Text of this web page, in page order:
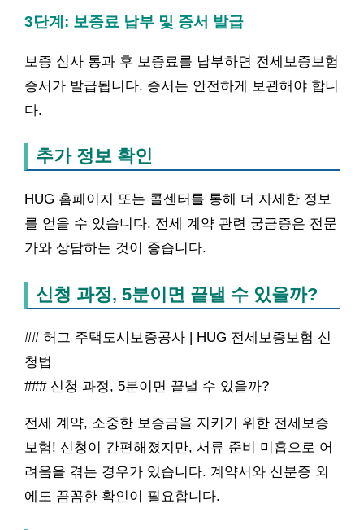
3단계: 보증료 납부 및 증서 발급
보증 심사 통과 후 보증료를 납부하면 전세보증보험
증서가 발급됩니다. 증서는 안전하게 보관해야 합니
다.
추가 정보 확인
HUG 홈페이지 또는 콜센터를 통해 더 자세한 정보
를 얻을 수 있습니다. 전세 계약 관련 궁금증은 전문
가와 상담하는 것이 좋습니다.
신청 과정, 5분이면 끝낼 수 있을까?
## 허그 주택도시보증공사 | HUG 전세보증보험 신
청법
### 신청 과정, 5분이면 끝낼 수 있을까?
전세 계약, 소중한 보증금을 지키기 위한 전세보증
보험! 신청이 간편해졌지만, 서류 준비 미흡으로 어
려움을 겪는 경우가 있습니다. 계약서와 신분증 외
에도 꼼꼼한 확인이 필요합니다.